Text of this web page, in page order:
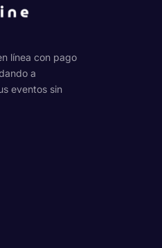
línea con pago
a
eventos sin